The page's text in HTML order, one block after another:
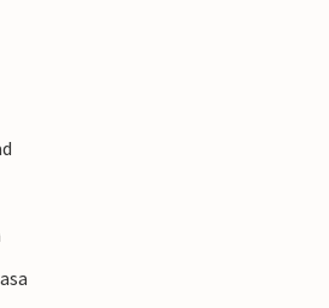
gestionado por un
que no se aplique la legislación
Sin embargo, puede estar
diferente a reservar
profesional.